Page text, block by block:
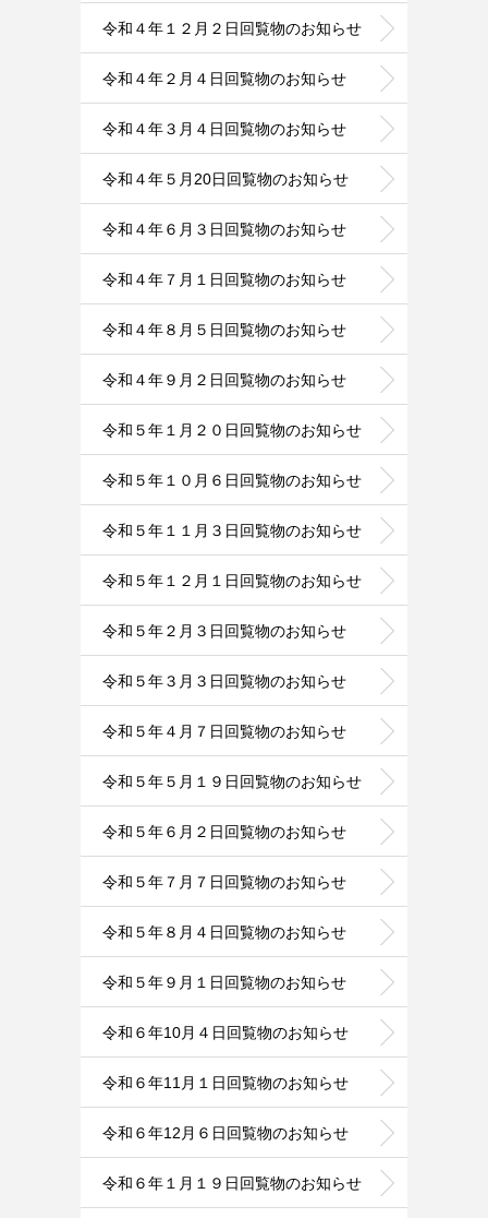
令和４年１２月２日回覧物のお知らせ
令和４年２月４日回覧物のお知らせ
令和４年３月４日回覧物のお知らせ
令和４年５月20日回覧物のお知らせ
令和４年６月３日回覧物のお知らせ
令和４年７月１日回覧物のお知らせ
令和４年８月５日回覧物のお知らせ
令和４年９月２日回覧物のお知らせ
令和５年１月２０日回覧物のお知らせ
令和５年１０月６日回覧物のお知らせ
令和５年１１月３日回覧物のお知らせ
令和５年１２月１日回覧物のお知らせ
令和５年２月３日回覧物のお知らせ
令和５年３月３日回覧物のお知らせ
令和５年４月７日回覧物のお知らせ
令和５年５月１９日回覧物のお知らせ
令和５年６月２日回覧物のお知らせ
令和５年７月７日回覧物のお知らせ
令和５年８月４日回覧物のお知らせ
令和５年９月１日回覧物のお知らせ
令和６年10月４日回覧物のお知らせ
令和６年11月１日回覧物のお知らせ
令和６年12月６日回覧物のお知らせ
令和６年１月１９日回覧物のお知らせ